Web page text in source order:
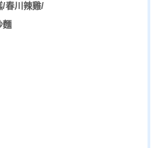
/春川辣雞/
麵